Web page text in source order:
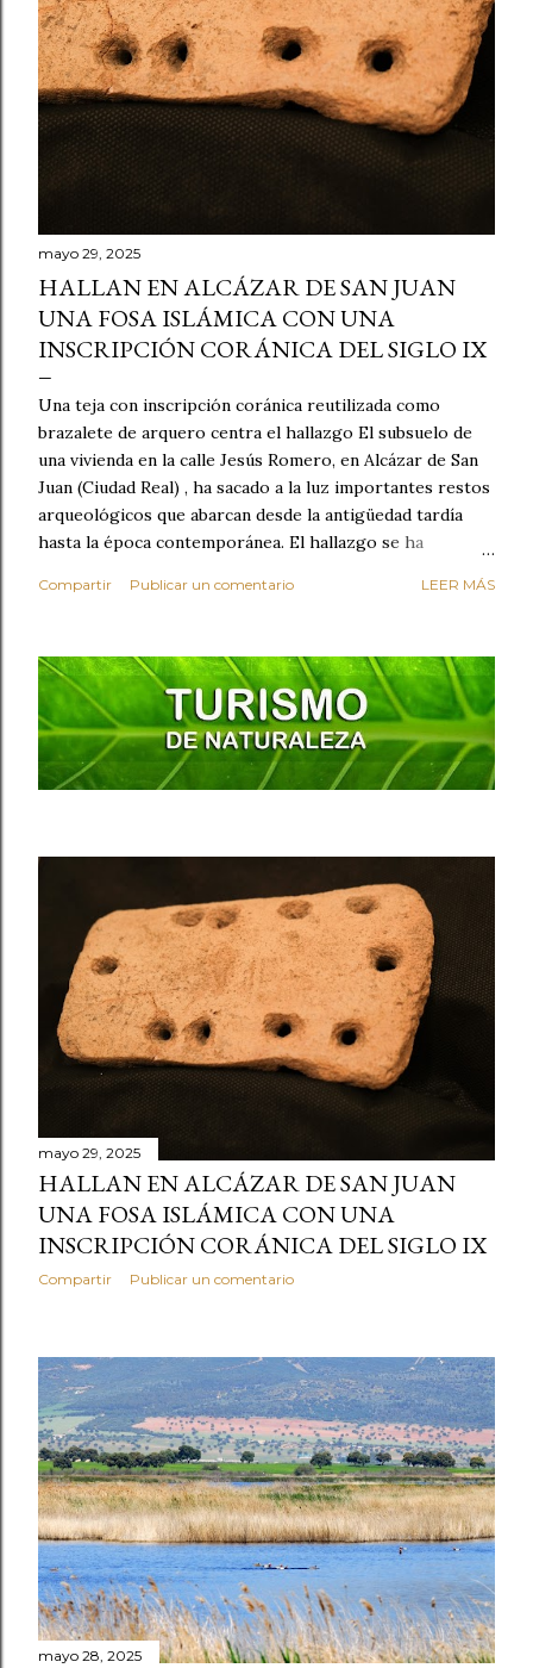
s
mayo 29, 2025
HALLAN EN ALCÁZAR DE SAN JUAN
UNA FOSA ISLÁMICA CON UNA
INSCRIPCIÓN CORÁNICA DEL SIGLO IX
Una teja con inscripción coránica reutilizada como
brazalete de arquero centra el hallazgo El subsuelo de
una vivienda en la calle Jesús Romero, en Alcázar de San
Juan (Ciudad Real) , ha sacado a la luz importantes restos
arqueológicos que abarcan desde la antigüedad tardía
hasta la época contemporánea. El hallazgo se ha
con motivo de la construcción de un nuevo sótano en el
fosa fechada entre los siglos IX y X , perteneciente al
periodo islámico. Su relleno contenía materiales
arqueológicos de gran valor , como restos óseos,
cerámicas decoradas (ataifores, cántaros, piezas
acanaladas, candiles), objetos de bronce, cáscaras de
huevo y cenizas. Una de las piezas más singulares
inscripción árabe: la fórmula coránica Bismillah ("En el
nombre de Al-lah, el Mise...
Compartir Publicar un comentario LEER MÁS
mayo 29, 2025
HALLAN EN ALCÁZAR DE SAN JUAN
UNA FOSA ISLÁMICA CON UNA
INSCRIPCIÓN CORÁNICA DEL SIGLO IX
Compartir Publicar un comentario
mayo 28, 2025